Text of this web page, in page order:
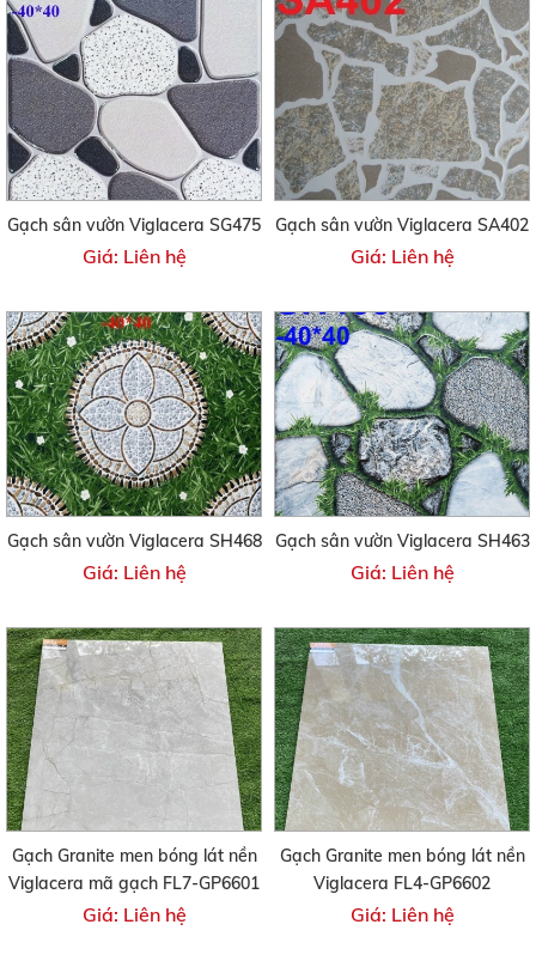
Gạch sân vườn Viglacera SG475
Giá: Liên hệ
Gạch sân vườn Viglacera SA402
Giá: Liên hệ
Gạch sân vườn Viglacera SH468
Giá: Liên hệ
Gạch sân vườn Viglacera SH463
Giá: Liên hệ
Gạch Granite men bóng lát nền
Viglacera mã gạch FL7-GP6601
Giá: Liên hệ
Gạch Granite men bóng lát nền
Viglacera FL4-GP6602
Giá: Liên hệ